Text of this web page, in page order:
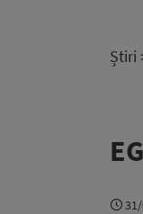
Știri